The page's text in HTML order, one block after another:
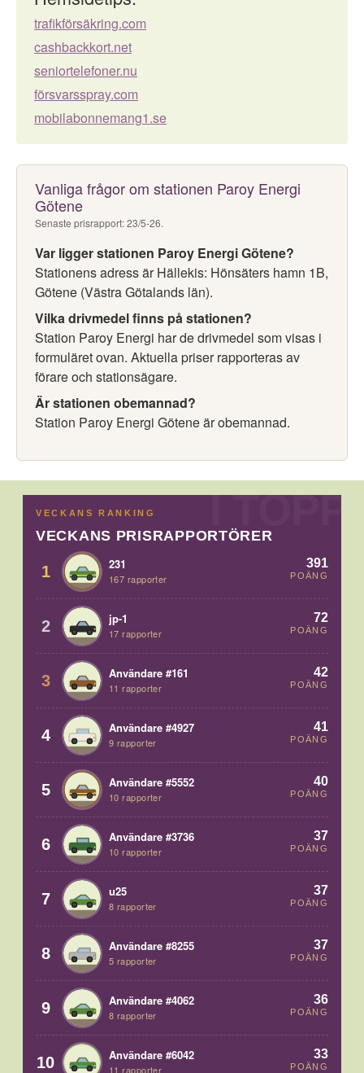
trafikförsäkring.com
cashbackkort.net
seniortelefoner.nu
försvarsspray.com
mobilabonnemang1.se
Vanliga frågor om stationen Paroy Energi
Götene
Senaste prisrapport: 23/5-26.
Var ligger stationen Paroy Energi Götene?
Stationens adress är Hällekis: Hönsäters hamn 1B,
Götene (Västra Götalands län).
Vilka drivmedel finns på stationen?
Station Paroy Energi har de drivmedel som visas i
formuläret ovan. Aktuella priser rapporteras av
förare och stationsägare.
Är stationen obemannad?
Station Paroy Energi Götene är obemannad.
VECKANS RANKING
VECKANS PRISRAPPORTÖRER
1 231
167 rapporter
391
POÄNG
2 jp-1
17 rapporter
72
POÄNG
3 Användare #161
11 rapporter
42
POÄNG
4 Användare #4927
9 rapporter
41
POÄNG
5 Användare #5552
10 rapporter
40
POÄNG
6 Användare #3736
10 rapporter
37
POÄNG
7 u25
8 rapporter
37
POÄNG
8 Användare #8255
5 rapporter
37
POÄNG
9 Användare #4062
8 rapporter
36
POÄNG
10 Användare #6042
11 rapporter
33
POÄNG